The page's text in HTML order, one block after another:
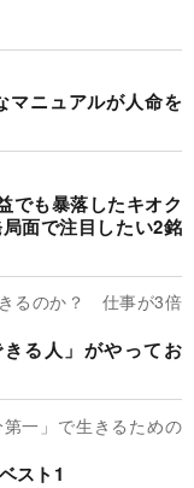
マニュアルが人命を
でも暴落したキオク
面で注目したい2銘
きるのか？ 仕事が3倍
る人」がやってお
一」で生きるための
スト1